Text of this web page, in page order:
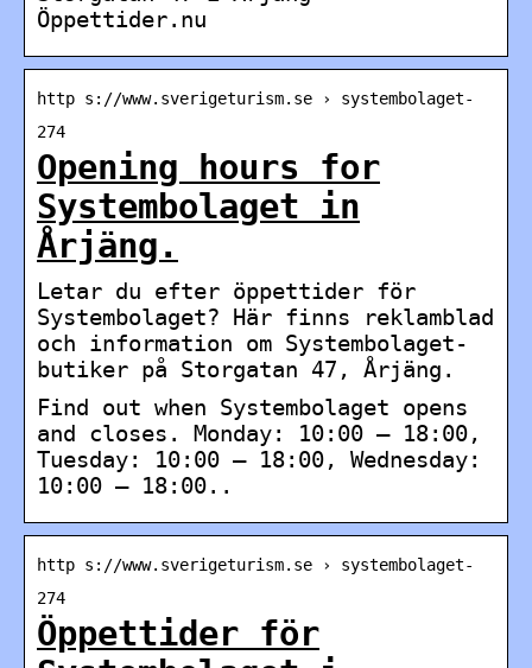
Öppettider.nu
http s://www.sverigeturism.se › systembolaget-
274
Opening hours for
Systembolaget in
Årjäng.
Letar du efter öppettider för
Systembolaget? Här finns reklamblad
och information om Systembolaget-
butiker på Storgatan 47, Årjäng.
Find out when Systembolaget opens
and closes. Monday: 10:00 – 18:00,
Tuesday: 10:00 – 18:00, Wednesday:
10:00 – 18:00..
http s://www.sverigeturism.se › systembolaget-
274
Öppettider för